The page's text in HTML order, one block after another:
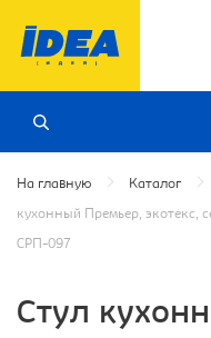
На главную Каталог
кухонный Премьер, экотекс,
СРП-097
Стул